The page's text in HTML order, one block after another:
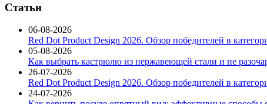
Статьи
06-08-2026
Red Dot Product Design 2026. Обзор победителей в
05-08-2026
Как выбрать кастрюлю из нержавеющей стали и не
26-07-2026
Red Dot Product Design 2026. Обзор победителей в
24-07-2026